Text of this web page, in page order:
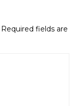
Required fields are